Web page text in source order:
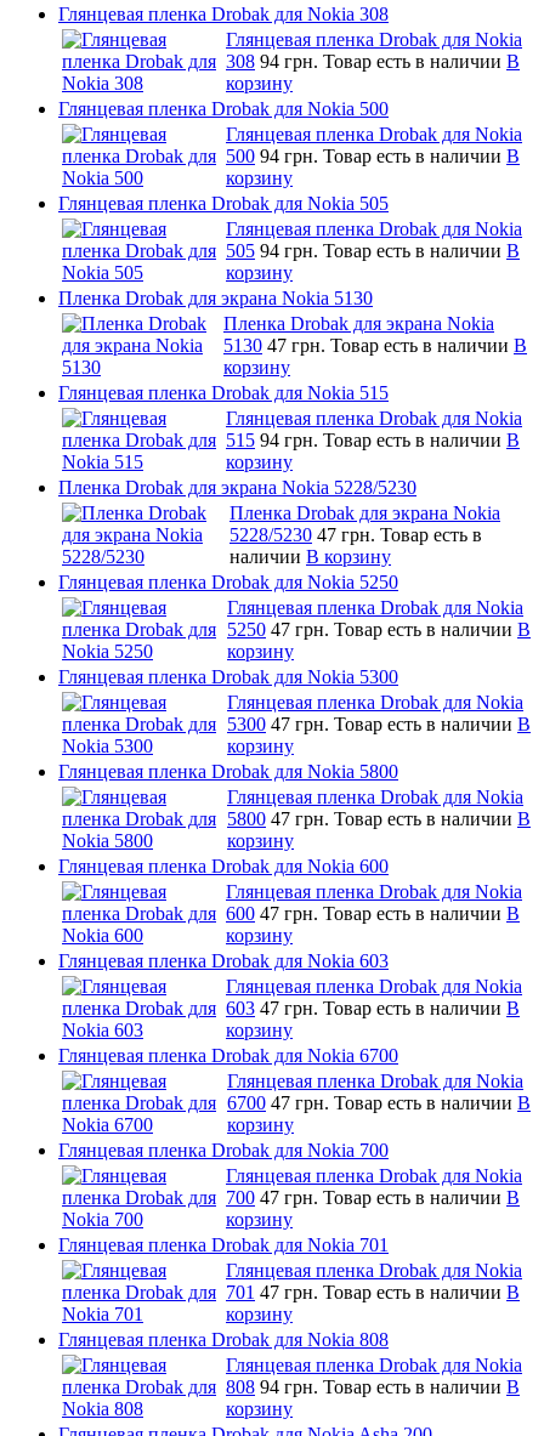
Глянцевая пленка Drobak для Nokia 308
Глянцевая пленка Drobak для Nokia
308 94 грн. Товар есть в наличии В
корзину
Глянцевая пленка Drobak для Nokia 500
Глянцевая пленка Drobak для Nokia
500 94 грн. Товар есть в наличии В
корзину
Глянцевая пленка Drobak для Nokia 505
Глянцевая пленка Drobak для Nokia
505 94 грн. Товар есть в наличии В
корзину
Пленка Drobak для экрана Nokia 5130
Пленка Drobak для экрана Nokia
5130 47 грн. Товар есть в наличии В
корзину
Глянцевая пленка Drobak для Nokia 515
Глянцевая пленка Drobak для Nokia
515 94 грн. Товар есть в наличии В
корзину
Пленка Drobak для экрана Nokia 5228/5230
Пленка Drobak для экрана Nokia
5228/5230 47 грн. Товар есть в
наличии В корзину
Глянцевая пленка Drobak для Nokia 5250
Глянцевая пленка Drobak для Nokia
5250 47 грн. Товар есть в наличии В
корзину
Глянцевая пленка Drobak для Nokia 5300
Глянцевая пленка Drobak для Nokia
5300 47 грн. Товар есть в наличии В
корзину
Глянцевая пленка Drobak для Nokia 5800
Глянцевая пленка Drobak для Nokia
5800 47 грн. Товар есть в наличии В
корзину
Глянцевая пленка Drobak для Nokia 600
Глянцевая пленка Drobak для Nokia
600 47 грн. Товар есть в наличии В
корзину
Глянцевая пленка Drobak для Nokia 603
Глянцевая пленка Drobak для Nokia
603 47 грн. Товар есть в наличии В
корзину
Глянцевая пленка Drobak для Nokia 6700
Глянцевая пленка Drobak для Nokia
6700 47 грн. Товар есть в наличии В
корзину
Глянцевая пленка Drobak для Nokia 700
Глянцевая пленка Drobak для Nokia
700 47 грн. Товар есть в наличии В
корзину
Глянцевая пленка Drobak для Nokia 701
Глянцевая пленка Drobak для Nokia
701 47 грн. Товар есть в наличии В
корзину
Глянцевая пленка Drobak для Nokia 808
Глянцевая пленка Drobak для Nokia
808 94 грн. Товар есть в наличии В
корзину